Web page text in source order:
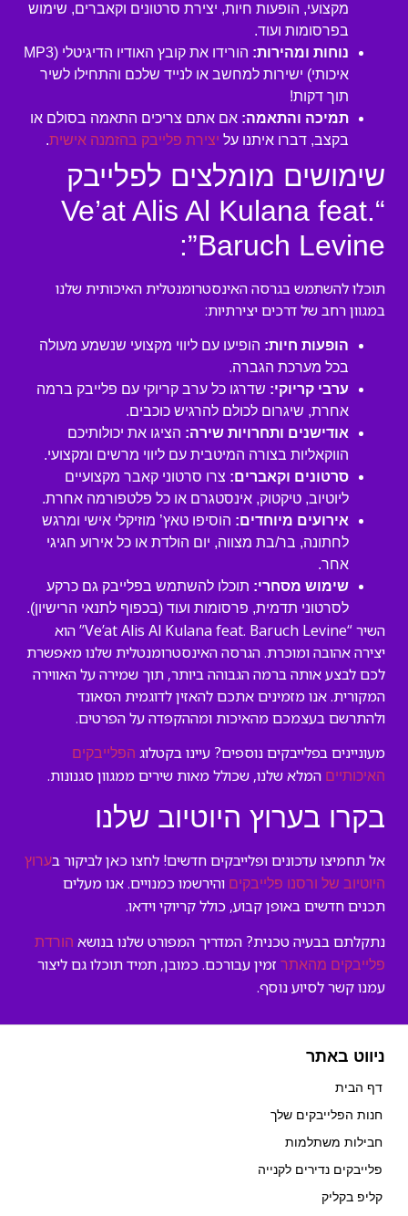
מקצועי, הופעות חיות, יצירת סרטונים וקאברים, שימוש
בפרסומות ועוד.
נוחות ומהירות:
הורידו את קובץ האודיו הדיגיטלי (MP3
איכותי) ישירות למחשב או לנייד שלכם והתחילו לשיר
תוך דקות!
תמיכה והתאמה: אם אתם צריכים התאמה בסולם או
בקצב, דברו איתנו על יצירת פלייבק בהזמנה אישית.
שימושים מומלצים לפלייבק
“Ve’at Alis Al Kulana feat.
Baruch Levine”:
תוכלו להשתמש בגרסה האינסטרומנטלית האיכותית שלנו
במגוון רחב של דרכים יצירתיות:
הופעות חיות: הופיעו עם ליווי מקצועי שנשמע מעולה
בכל מערכת הגברה.
ערבי קריוקי: שדרגו כל ערב קריוקי עם פלייבק ברמה
אחרת, שיגרום לכולם להרגיש כוכבים.
אודישנים ותחרויות שירה: הציגו את יכולותיכם
הווקאליות בצורה המיטבית עם ליווי מרשים ומקצועי.
סרטונים וקאברים: צרו סרטוני קאבר מקצועיים
ליוטיוב, טיקטוק, אינסטגרם או כל פלטפורמה אחרת.
אירועים מיוחדים: הוסיפו טאץ’ מוזיקלי אישי ומרגש
לחתונה, בר/בת מצווה, יום הולדת או כל אירוע חגיגי
אחר.
שימוש מסחרי: תוכלו להשתמש בפלייבק גם כרקע
לסרטוני תדמית, פרסומות ועוד (בכפוף לתנאי הרישיון).
השיר “Ve’at Alis Al Kulana feat. Baruch Levine” הוא
יצירה אהובה ומוכרת. הגרסה האינסטרומנטלית שלנו מאפשרת
לכם לבצע אותה ברמה הגבוהה ביותר, תוך שמירה על האווירה
המקורית. אנו מזמינים אתכם להאזין לדוגמית הסאונד
ולהתרשם בעצמכם מהאיכות ומההקפדה על הפרטים.
מעוניינים בפלייבקים נוספים? עיינו בקטלוג הפלייבקים
האיכותיים המלא שלנו, שכולל מאות שירים ממגוון סגנונות.
בקרו בערוץ היוטיוב שלנו
אל תחמיצו עדכונים ופלייבקים חדשים! לחצו כאן לביקור בערוץ
היוטיוב של ורסנו פלייבקים והירשמו כמנויים. אנו מעלים
תכנים חדשים באופן קבוע, כולל קריוקי וידאו.
נתקלתם בבעיה טכנית? המדריך המפורט שלנו בנושא הורדת
פלייבקים מהאתר זמין עבורכם. כמובן, תמיד תוכלו גם ליצור
עמנו קשר לסיוע נוסף.
ניווט באתר
דף הבית
חנות הפלייבקים שלך
חבילות משתלמות
פלייבקים נדירים לקנייה
קליפ בקליק